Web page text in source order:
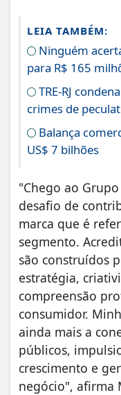
LEIA TAMBÉM:
Ninguém
para R$ 165
TRE-RJ
crimes de
Balança
US$ 7 bilhões
"Chego ao
desafio de
marca que é
segmento.
são construídos
estratégia,
compreensão
consumidor.
ainda mais a
públicos,
crescimento e
negócio", afirma